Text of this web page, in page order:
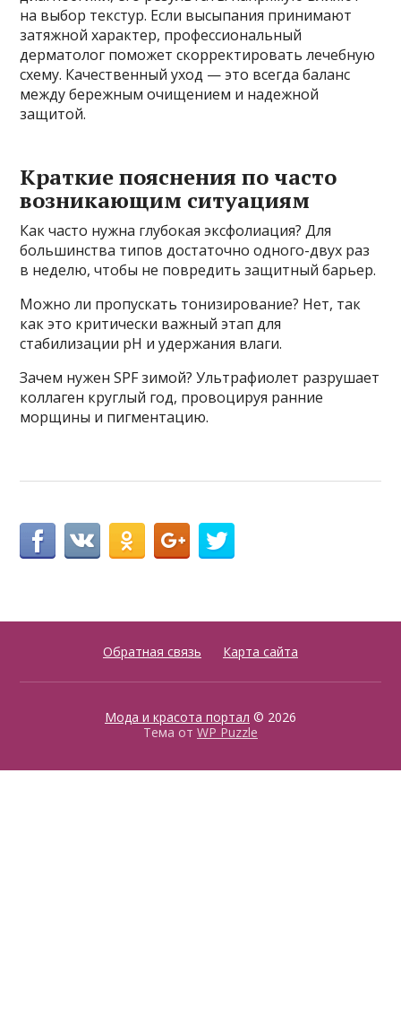
на выбор текстур. Если высыпания принимают
затяжной характер, профессиональный
дерматолог поможет скорректировать лечебную
схему. Качественный уход — это всегда баланс
между бережным очищением и надежной
защитой.
Краткие пояснения по часто
возникающим ситуациям
Как часто нужна глубокая эксфолиация? Для
большинства типов достаточно одного-двух раз
в неделю, чтобы не повредить защитный барьер.
Можно ли пропускать тонизирование? Нет, так
как это критически важный этап для
стабилизации pH и удержания влаги.
Зачем нужен SPF зимой? Ультрафиолет разрушает
коллаген круглый год, провоцируя ранние
морщины и пигментацию.
Обратная связь Карта сайта
Мода и красота портал © 2026
Тема от WP Puzzle